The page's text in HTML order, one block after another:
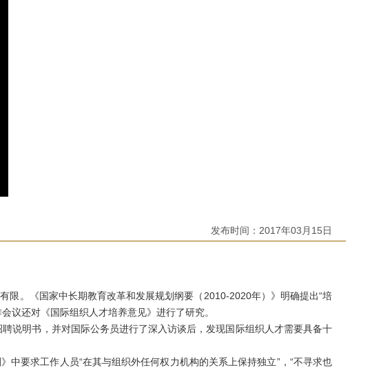
发布时间： 2017年03月15日
限。《国家中长期教育改革和发展规划纲要（2010-2020年）》明确提出“培
议还对《国际组织人才培养意见》进行了研究。
说明书，并对国际公务员进行了深入访谈后，发现国际组织人才需要具备十
要求工作人员“在其与组织外任何权力机构的关系上保持独立”，“不寻求也